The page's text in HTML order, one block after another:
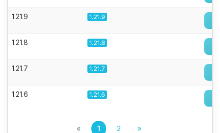
1.21.9 1.21.9
1.21.8 1.21.8
1.21.7 1.21.7
1.21.6 1.21.6
« 1 2 »